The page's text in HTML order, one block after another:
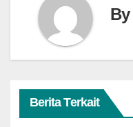
By
Berita Terkait